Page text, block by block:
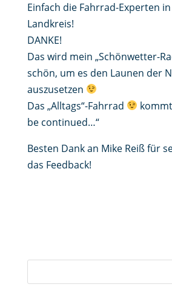
Einfach die Fahrrad-Experten
Landkreis!
DANKE!
Das wird mein „Schönwetter-
schön, um es den Launen der
auszusetzen
Das „Alltags“-Fahrrad
be continued…“
Besten Dank an Mike Reiß für
das Feedback!